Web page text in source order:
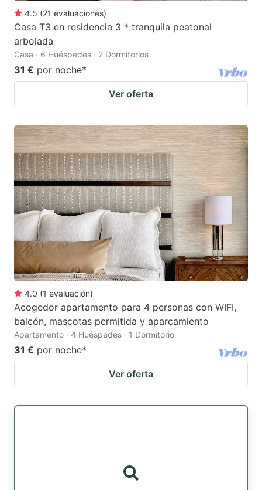
4.5 (21 evaluaciones)
Casa T3 en residencia 3 * tranquila peatonal
arbolada
Casa · 6 Huéspedes · 2 Dormitorios
31 € por noche*
Ver oferta
4.0 (1 evaluación)
Acogedor apartamento para 4 personas con WIFI,
balcón, mascotas permitida y aparcamiento
Apartamento · 4 Huéspedes · 1 Dormitorio
31 € por noche*
Ver oferta